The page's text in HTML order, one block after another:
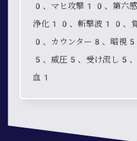
0、マヒ攻撃10、第六
浄化10、斬撃波10、
0、カウンター8、暗視
5、威圧5、受け流し5
血1